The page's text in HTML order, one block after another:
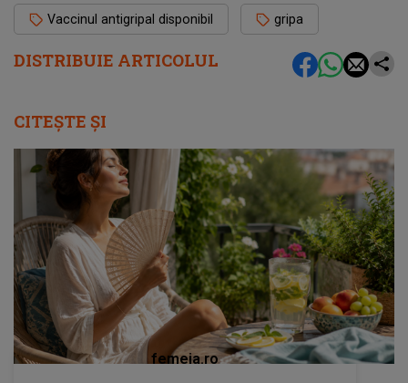
DISTRIBUIE ARTICOLUL
Vaccinul antigripal disponibil gripa
CITEȘTE ȘI
femeia.ro